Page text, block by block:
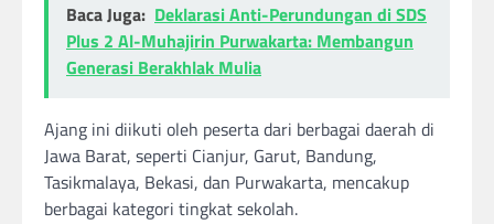
Baca Juga: Deklarasi Anti-Perundungan di SDS
Plus 2 Al-Muhajirin Purwakarta: Membangun
Generasi Berakhlak Mulia
Ajang ini diikuti oleh peserta dari berbagai daerah di
Jawa Barat, seperti Cianjur, Garut, Bandung,
Tasikmalaya, Bekasi, dan Purwakarta, mencakup
berbagai kategori tingkat sekolah.